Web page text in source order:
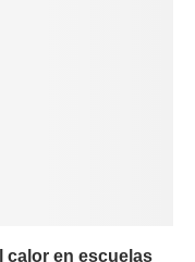
calor en escuelas